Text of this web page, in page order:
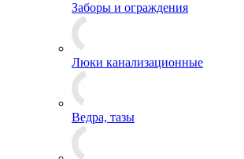
Заборы и ограждения
Люки канализационные
Ведра, тазы